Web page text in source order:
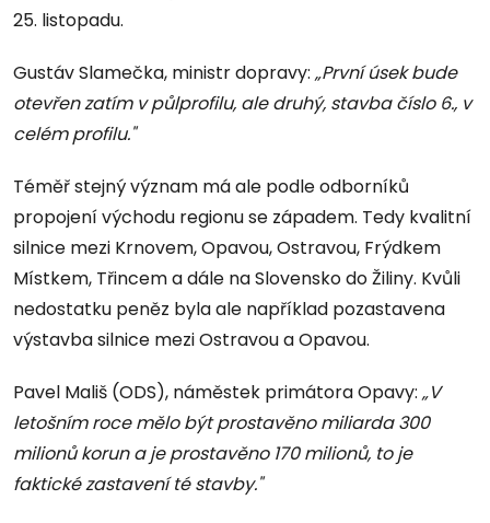
25. listopadu.
Gustáv Slamečka, ministr dopravy: „První úsek bude
otevřen zatím v půlprofilu, ale druhý, stavba číslo 6., v
celém profilu."
Téměř stejný význam má ale podle odborníků
propojení východu regionu se západem. Tedy kvalitní
silnice mezi Krnovem, Opavou, Ostravou, Frýdkem
Místkem, Třincem a dále na Slovensko do Žiliny. Kvůli
nedostatku peněz byla ale například pozastavena
výstavba silnice mezi Ostravou a Opavou.
Pavel Mališ (ODS), náměstek primátora Opavy: „V
letošním roce mělo být prostavěno miliarda 300
milionů korun a je prostavěno 170 milionů, to je
faktické zastavení té stavby."